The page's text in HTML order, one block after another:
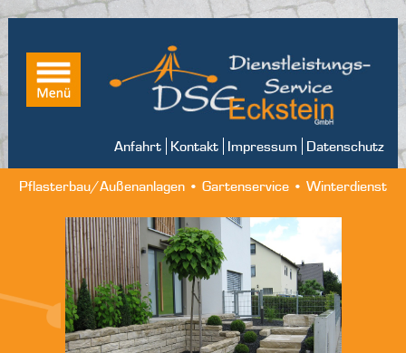
Anfahrt Kontakt Impressum Datenschutz
Pflasterbau/Außenanlagen • Gartenservice • Winterdienst